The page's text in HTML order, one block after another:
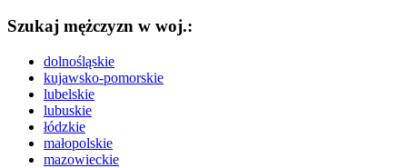
Szukaj mężczyzn w woj.:
dolnośląskie
kujawsko-pomorskie
lubelskie
lubuskie
łódzkie
małopolskie
mazowieckie